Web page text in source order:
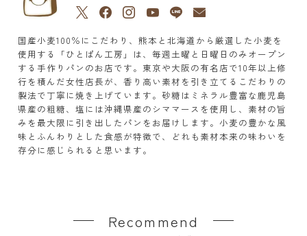
国産小麦100％にこだわり、熊本と北海道から厳選した小麦を
使用する「ひとぱん工房」は、毎週土曜と日曜日のみオープン
する手作りパンのお店です。東京や大阪の有名店で10年以上修
行を積んだ女性店長が、香り高い素材を引き立てるこだわりの
製法で丁寧に焼き上げています。砂糖はミネラル豊富な鹿児島
県産の粗糖、塩には沖縄県産のシママースを使用し、素材の旨
みを最大限に引き出したパンをお届けします。小麦の豊かな風
味とふんわりとした食感が特徴で、どれも素材本来の味わいを
存分に感じられると思います。
Recommend